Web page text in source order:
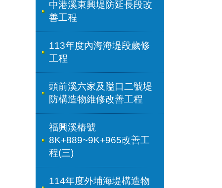
中港溪東興堤防延長段改
善工程
113年度內海海堤段歲修
工程
頭前溪六家及隘口二號堤
防構造物維修改善工程
福興溪樁號
8K+889~9K+965改善工
程(三)
114年度外埔海堤構造物